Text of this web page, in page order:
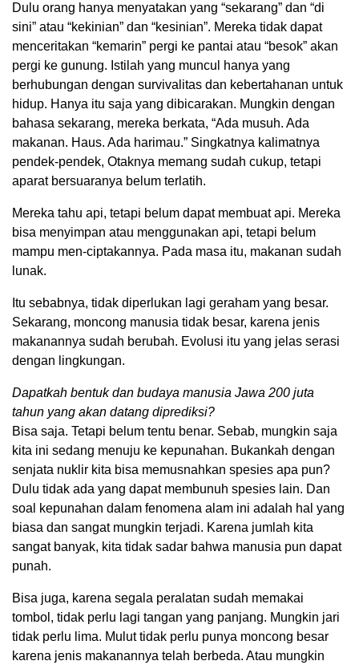
Dulu orang hanya menyatakan yang “sekarang” dan “di
sini” atau “kekinian” dan “kesinian”. Mereka tidak dapat
menceritakan “kemarin” pergi ke pantai atau “besok” akan
pergi ke gunung. Istilah yang muncul hanya yang
berhubungan dengan survivalitas dan kebertahanan untuk
hidup. Hanya itu saja yang dibicarakan. Mungkin dengan
bahasa sekarang, mereka berkata, “Ada musuh. Ada
makanan. Haus. Ada harimau.” Singkatnya kalimatnya
pendek-pendek, Otaknya memang sudah cukup, tetapi
aparat bersuaranya belum terlatih.
Mereka tahu api, tetapi belum dapat membuat api. Mereka
bisa menyimpan atau menggunakan api, tetapi belum
mampu men-ciptakannya. Pada masa itu, makanan sudah
lunak.
Itu sebabnya, tidak diperlukan lagi geraham yang besar.
Sekarang, moncong manusia tidak besar, karena jenis
makanannya sudah berubah. Evolusi itu yang jelas serasi
dengan lingkungan.
Dapatkah bentuk dan budaya manusia Jawa 200 juta
tahun yang akan datang diprediksi?
Bisa saja. Tetapi belum tentu benar. Sebab, mungkin saja
kita ini sedang menuju ke kepunahan. Bukankah dengan
senjata nuklir kita bisa memusnahkan spesies apa pun?
Dulu tidak ada yang dapat membunuh spesies lain. Dan
soal kepunahan dalam fenomena alam ini adalah hal yang
biasa dan sangat mungkin terjadi. Karena jumlah kita
sangat banyak, kita tidak sadar bahwa manusia pun dapat
punah.
Bisa juga, karena segala peralatan sudah memakai
tombol, tidak perlu lagi tangan yang panjang. Mungkin jari
tidak perlu lima. Mulut tidak perlu punya moncong besar
karena jenis makanannya telah berbeda. Atau mungkin